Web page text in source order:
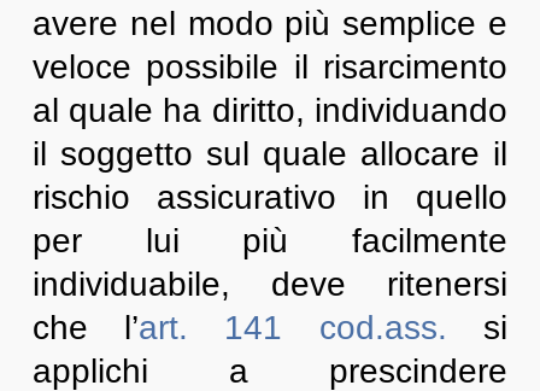
avere nel modo più semplice e
veloce possibile il risarcimento
al quale ha diritto, individuando
il soggetto sul quale allocare il
rischio assicurativo in quello
per lui più facilmente
individuabile, deve ritenersi
che l’art. 141 cod.ass. si
applichi a prescindere